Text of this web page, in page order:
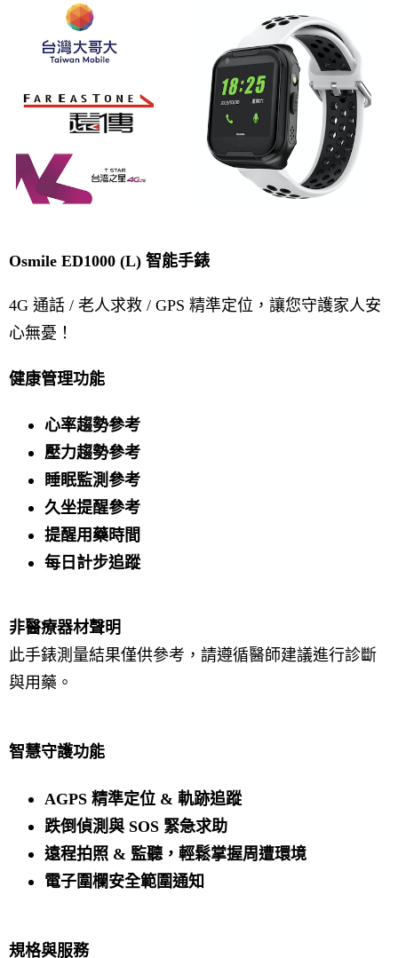
Osmile ED1000 (L) 智能手錶
4G 通話 / 老人求救 / GPS 精準定位，讓您守護家人安
心無憂！
健康管理功能
心率趨勢參考
壓力趨勢參考
睡眠監測參考
久坐提醒參考
提醒用藥時間
每日計步追蹤
非醫療器材聲明
此手錶測量結果僅供參考，請遵循醫師建議進行診斷
與用藥。
智慧守護功能
AGPS 精準定位 & 軌跡追蹤
跌倒偵測與 SOS 緊急求助
遠程拍照 & 監聽，輕鬆掌握周遭環境
電子圍欄安全範圍通知
規格與服務